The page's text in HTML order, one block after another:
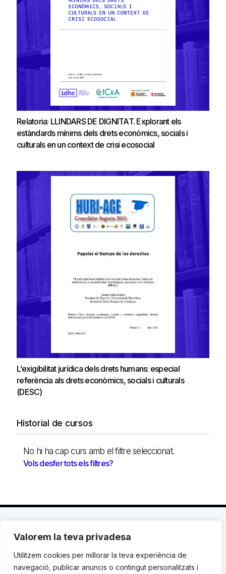
Valorem la teva privadesa
Utilitzem cookies per millorar la teva experiència de
navegació, publicar anuncis o contingut personalitzats i
Relatoria: LLINDARS DE DIGNITAT. Explorant els
estàndards mínims dels drets econòmics, socials i
culturals en un context de crisi ecosocial
L’exigibilitat jurídica dels drets humans: especial
referència als drets econòmics, socials i culturals
(DESC)
Historial de cursos
No hi ha cap curs amb el filtre seleccionat.
Vols desfer tots els filtres?
C. Avinyó 44, 2n | 08002 Barcelona |
119 03 72|institut@idhc.org